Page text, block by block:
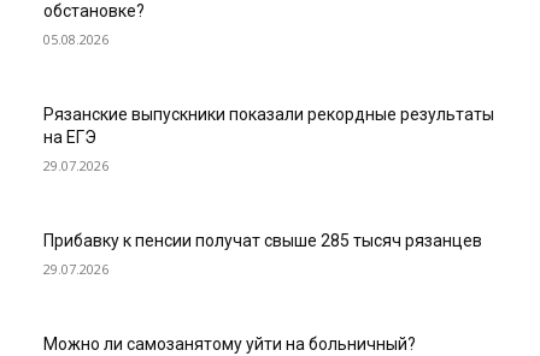
обстановке?
05.08.2026
Рязанские выпускники показали рекордные результаты
на ЕГЭ
29.07.2026
Прибавку к пенсии получат свыше 285 тысяч рязанцев
29.07.2026
Можно ли самозанятому уйти на больничный?